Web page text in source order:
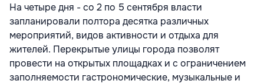
На четыре дня - со 2 по 5 сентября власти
запланировали полтора десятка различных
мероприятий, видов активности и отдыха для
жителей. Перекрытые улицы города позволят
провести на открытых площадках и с ограничением
заполняемости гастрономические, музыкальные и